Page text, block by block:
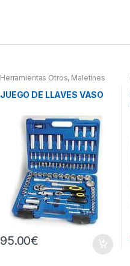
Herramientas Otros, Maletines
Compresímetros, otros
JUEGO DE LLAVES VASO
95.00€